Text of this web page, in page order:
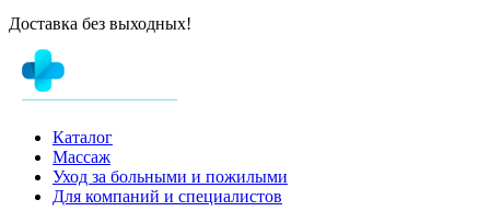
Доставка без выходных!
Каталог
Массаж
Уход за больными и пожилыми
Для компаний и специалистов